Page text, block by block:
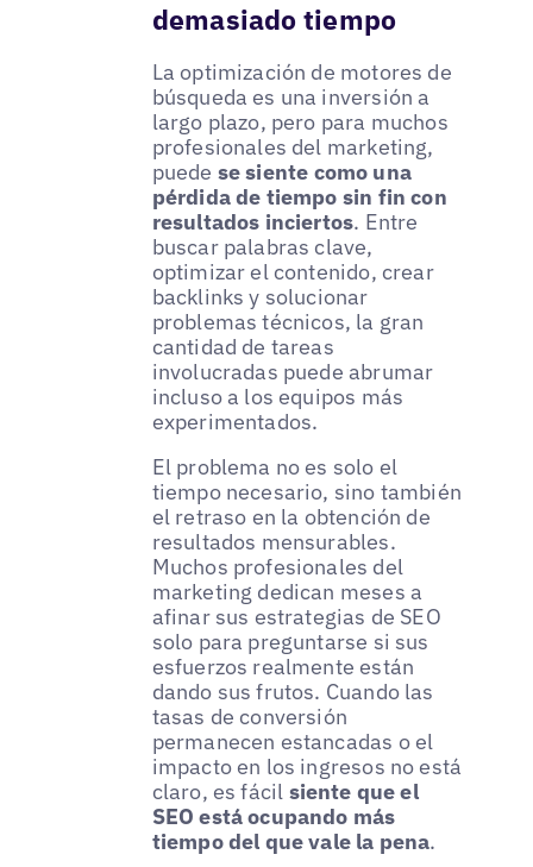
demasiado tiempo
La optimización de motores de
búsqueda es una inversión a
largo plazo, pero para muchos
profesionales del marketing,
puede se siente como una
pérdida de tiempo sin fin con
resultados inciertos. Entre
buscar palabras clave,
optimizar el contenido, crear
backlinks y solucionar
problemas técnicos, la gran
cantidad de tareas
involucradas puede abrumar
incluso a los equipos más
experimentados.
El problema no es solo el
tiempo necesario, sino también
el retraso en la obtención de
resultados mensurables.
Muchos profesionales del
marketing dedican meses a
afinar sus estrategias de SEO
solo para preguntarse si sus
esfuerzos realmente están
dando sus frutos. Cuando las
tasas de conversión
permanecen estancadas o el
impacto en los ingresos no está
claro, es fácil siente que el
SEO está ocupando más
tiempo del que vale la pena.